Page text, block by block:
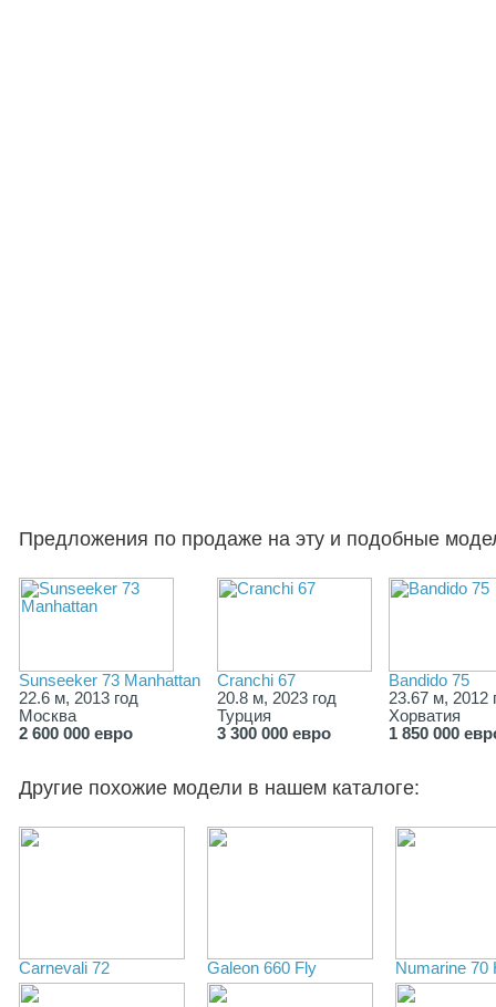
Предложения по продаже на эту и подобные
Sunseeker 73 Manhattan
22.6 м, 2013 год
Москва
2 600 000 евро
Cranchi 67
20.8 м, 2023 год
Турция
3 300 000 евро
Bandido 75
23.67 м, 2012
Хорватия
1 850 000
Другие похожие модели в нашем каталоге:
Carnevali 72 Galeon 660 Fly Numarine 70